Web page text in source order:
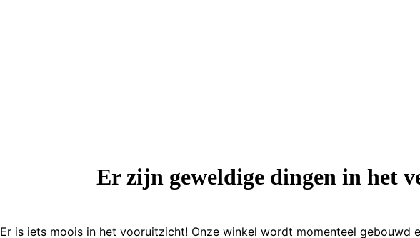
Er zijn geweldige dingen in het
Er is iets moois in het vooruitzicht! Onze winkel wordt momenteel gebouwd